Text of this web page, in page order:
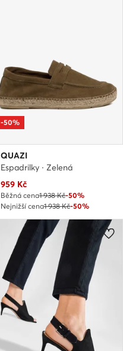
-50%
QUAZI
Espadrilky · Zelená
Aktuální cena
959 Kč
Běžná cena1 938 Kč-50%
Nejnižší cena1 938 Kč-50%